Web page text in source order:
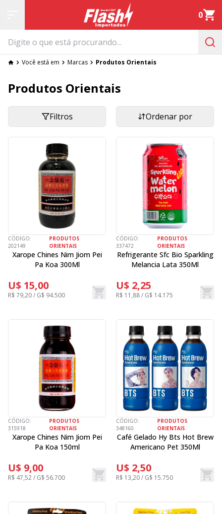
0
Você está em Marcas Produtos Orientais
Produtos Orientais
Filtros Ordenar por
CÓDIGO:
202149
PRODUTOS
ORIENTAIS
Xarope Chines Nim Jiom Pei
Pa Koa 300Ml
U$ 15,00
R$ 79,20 / G$ 94.500
CÓDIGO:
337472
PRODUTOS
ORIENTAIS
Refrigerante Sfc Bio Sparkling
Melancia Lata 350Ml
U$ 2,25
R$ 11,88 / G$ 14.175
CÓDIGO:
315918
PRODUTOS
ORIENTAIS
Xarope Chines Nim Jiom Pei
Pa Koa 150ml
U$ 9,00
R$ 47,52 / G$ 56.700
CÓDIGO:
348160
PRODUTOS
ORIENTAIS
Café Gelado Hy Bts Hot Brew
Americano Pet 350Ml
U$ 2,50
R$ 13,20 / G$ 15.750